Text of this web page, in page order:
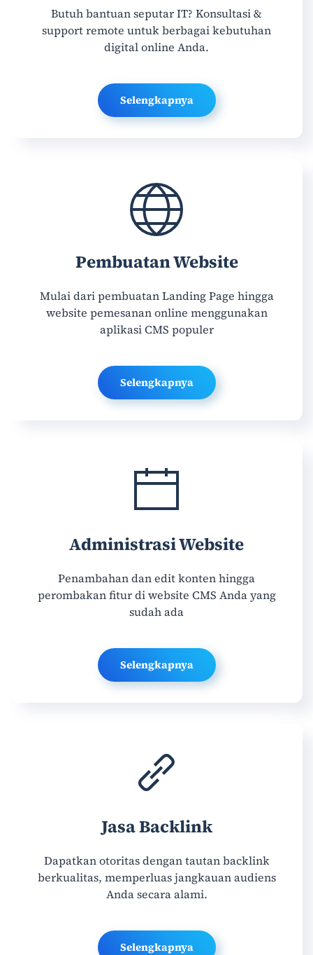
Butuh bantuan seputar IT? Konsultasi &
support remote untuk berbagai kebutuhan
digital online Anda.
Selengkapnya
Pembuatan Website
Mulai dari pembuatan Landing Page hingga
website pemesanan online menggunakan
aplikasi CMS populer
Selengkapnya
Administrasi Website
Penambahan dan edit konten hingga
perombakan fitur di website CMS Anda yang
sudah ada
Selengkapnya
Jasa Backlink
Dapatkan otoritas dengan tautan backlink
berkualitas, memperluas jangkauan audiens
Anda secara alami.
Selengkapnya